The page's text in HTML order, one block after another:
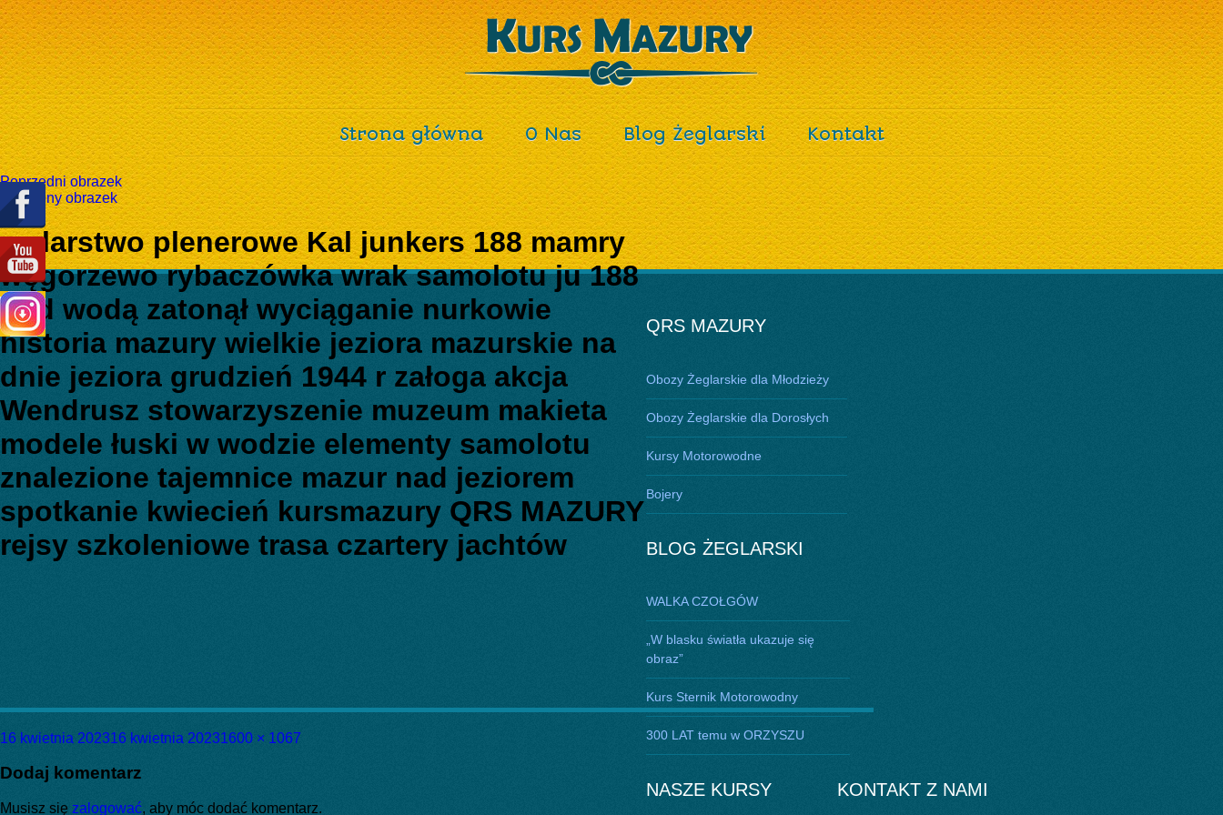
Strona główna O Nas Blog Żeglarski Kontakt
Poprzedni obrazek
Następny obrazek
malarstwo plenerowe Kal junkers 188 mamry
węgorzewo rybaczówka wrak samolotu ju 188
pod wodą zatonął wyciąganie nurkowie
historia mazury wielkie jeziora mazurskie na
dnie jeziora grudzień 1944 r załoga akcja
Wendrusz stowarzyszenie muzeum makieta
modele łuski w wodzie elementy samolotu
znalezione tajemnice mazur nad jeziorem
spotkanie kwiecień kursmazury QRS MAZURY
rejsy szkoleniowe trasa czartery jachtów
Data
16 kwietnia 202316 kwietnia 2023Pełny
1600 × 1067
Dodaj komentarz
Musisz się zalogować, aby móc dodać komentarz.
QRS MAZURY
Obozy Żeglarskie dla Młodzieży
Obozy Żeglarskie dla Dorosłych
Kursy Motorowodne
Bojery
BLOG ŻEGLARSKI
WALKA CZOŁGÓW
„W blasku światła ukazuje się
obraz”
Kurs Sternik Motorowodny
300 LAT temu w ORZYSZU
NASZE KURSY KONTAKT Z NAMI